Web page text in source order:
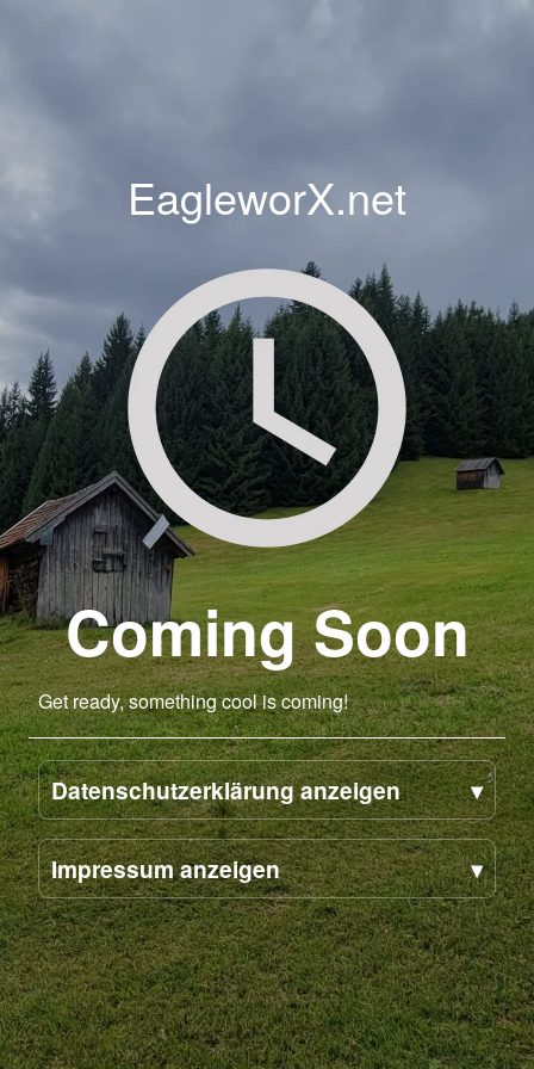
EagleworX.net
Coming Soon
Get ready, something cool is coming!
Datenschutzerklärung anzeigen
Impressum anzeigen